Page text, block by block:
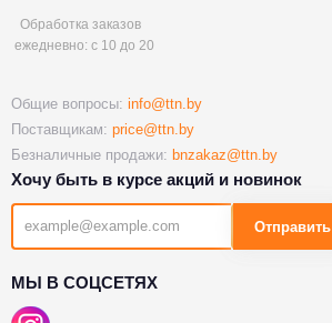
Обработка заказов
ежедневно: с 10 до 20
Общие вопросы: info@ttn.by
Поставщикам: price@ttn.by
Безналичные продажи: bnzakaz@ttn.by
Хочу быть в курсе акций и новинок
Отправить
МЫ В СОЦСЕТЯХ